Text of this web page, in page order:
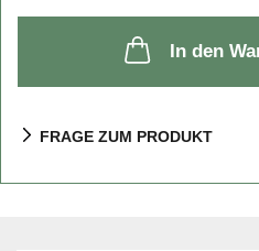
In den
FRAGE ZUM PRODUKT